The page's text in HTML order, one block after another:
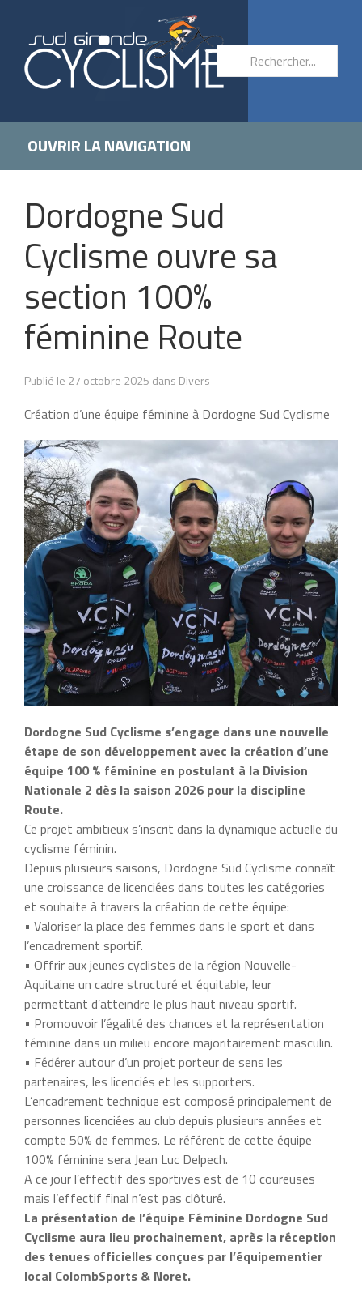
OUVRIR LA NAVIGATION
Dordogne Sud
Cyclisme ouvre sa
section 100%
féminine Route
Publié le 27 octobre 2025 dans Divers
Création d’une équipe féminine à Dordogne Sud Cyclisme
Dordogne Sud Cyclisme s’engage dans une nouvelle
étape de son développement avec la création d’une
équipe 100 % féminine en postulant à la Division
Nationale 2 dès la saison 2026 pour la discipline
Route.
Ce projet ambitieux s’inscrit dans la dynamique actuelle du
cyclisme féminin.
Depuis plusieurs saisons, Dordogne Sud Cyclisme connaît
une croissance de licenciées dans toutes les catégories
et souhaite à travers la création de cette équipe:
• Valoriser la place des femmes dans le sport et dans
l’encadrement sportif.
• Offrir aux jeunes cyclistes de la région Nouvelle-
Aquitaine un cadre structuré et équitable, leur
permettant d’atteindre le plus haut niveau sportif.
• Promouvoir l’égalité des chances et la représentation
féminine dans un milieu encore majoritairement masculin.
• Fédérer autour d’un projet porteur de sens les
partenaires, les licenciés et les supporters.
L’encadrement technique est composé principalement de
personnes licenciées au club depuis plusieurs années et
compte 50% de femmes. Le référent de cette équipe
100% féminine sera Jean Luc Delpech.
A ce jour l’effectif des sportives est de 10 coureuses
mais l’effectif final n’est pas clôturé.
La présentation de l’équipe Féminine Dordogne Sud
Cyclisme aura lieu prochainement, après la réception
des tenues officielles conçues par l’équipementier
local ColombSports & Noret.